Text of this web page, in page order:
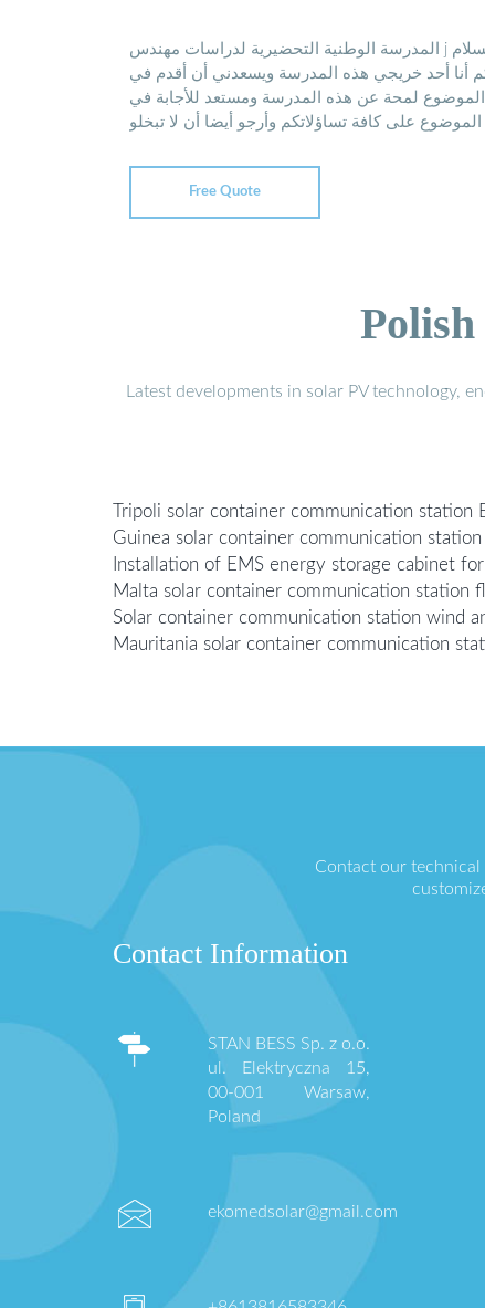
المدرسة الوطنية التحضيرية لدراسات مهندس j السلام
أنا أحد خريجي هذه المدرسة ويسعدني أن أقدم في
الموضوع لمحة عن هذه المدرسة ومستعد للأجابة في
الموضوع على كافة تساؤلاتكم وأرجو أيضا أن لا تبخلو
Free Quote
Latest developments in solar PV technology,
Tripoli solar container communication station
Guinea solar container communication
Installation of EMS energy storage cabinet
Malta solar container communication station
Solar container communication station wind
Mauritania solar container communication
Contact our technical
Contact Information
STAN BESS Sp. z o.o.
ul. Elektryczna 15,
00-001 Warsaw,
Poland
ekomedsolar@gmail.com